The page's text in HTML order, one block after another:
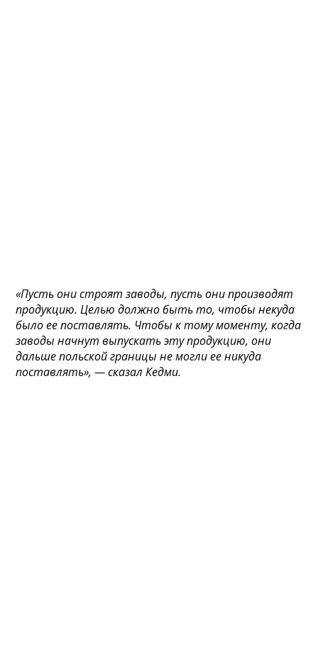
«Пусть они строят заводы, пусть они производят
продукцию. Целью должно быть то, чтобы некуда
было ее поставлять. Чтобы к тому моменту, когда
заводы начнут выпускать эту продукцию, они
дальше польской границы не могли ее никуда
поставлять», — сказал Кедми.